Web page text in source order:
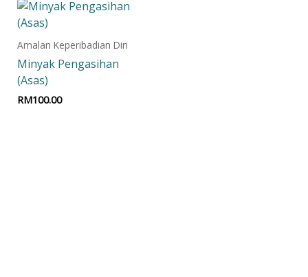
Amalan Keperibadian Diri
Minyak Pengasihan
(Asas)
RM100.00